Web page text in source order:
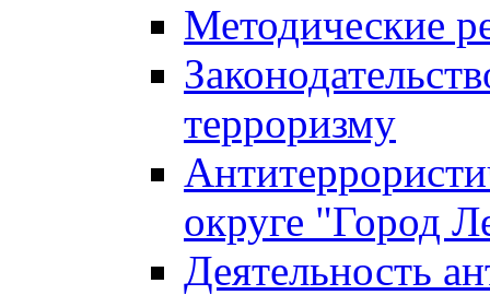
Методические
терроризму
округе "Город
Деятельность